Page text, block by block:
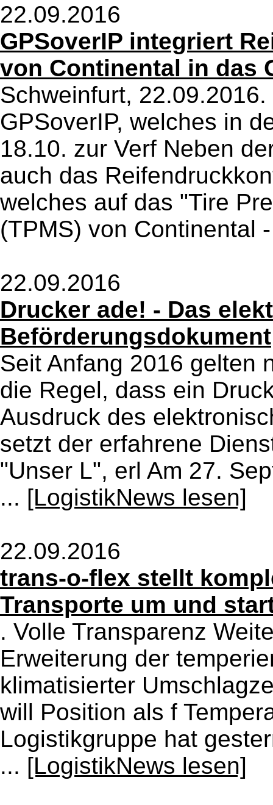
22.09.2016
GPSoverIP integriert
von Continental in das
Schweinfurt,
GPSoverIP, welches in
18.10. zur Verf Neben
auch das
welches auf das "Tire
(TPMS) von Continental
22.09.2016
Drucker ade! - Das
Beförderungsdokument
Seit Anfang 2016 gelten
die Regel, dass ein
Ausdruck des
setzt der erfahrene
"Unser L", erl Am 27.
... [LogistikNews lesen]
22.09.2016
trans-o-flex stellt
Transporte um und
. Volle Transparenz
Erweiterung der
klimatisierter
will Position als f
Logistikgruppe hat
... [LogistikNews lesen]